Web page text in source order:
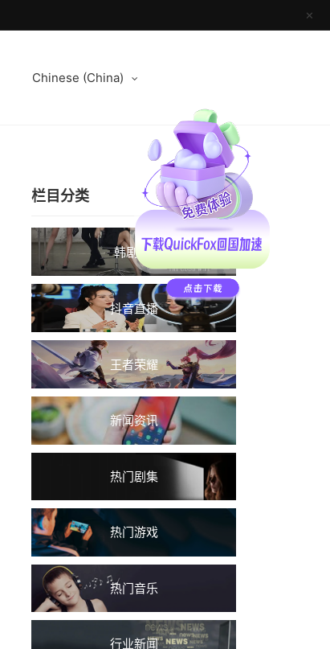
✕
Chinese (China)
栏目分类
韩剧TV
抖音直播
王者荣耀
新闻资讯
热门剧集
热门游戏
热门音乐
行业新闻